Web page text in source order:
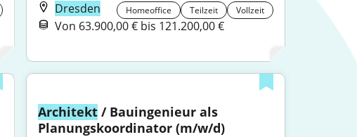
Dresden
Homeoffice Teilzeit Vollzeit
Von 63.900,00 € bis 121.200,00 €
Architekt / Bauingenieur als
Planungskoordinator (m/w/d)